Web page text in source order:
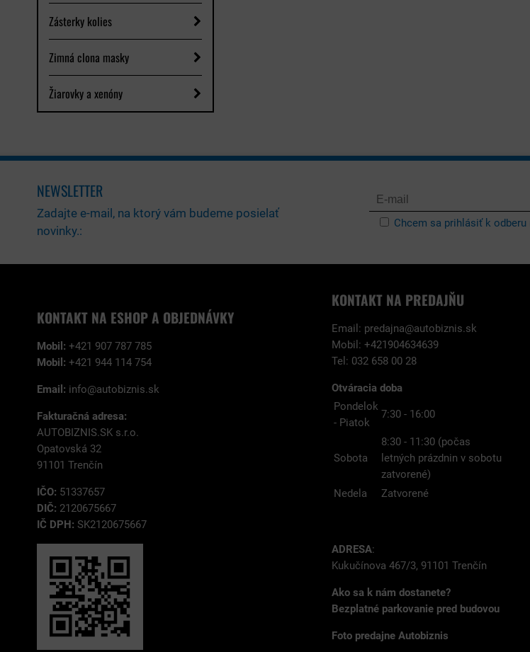
Zásterky kolies
Zimná clona masky
Žiarovky a xenóny
NEWSLETTER
Zadajte e-mail, na ktorý vám budeme posielať
novinky.:
Chcem sa prihlásiť k
KONTAKT NA ESHOP A OBJEDNÁVKY
Mobil: +421 907 787 785
Mobil: +421 944 114 754
Email: info@autobiznis.sk
Fakturačná adresa:
AUTOBIZNIS.SK s.r.o.
Opatovská 32
91101 Trenčín
IČO: 51337657
DIČ: 2120675667
IČ DPH: SK2120675667
KONTAKT NA PREDAJŇU
Email: predajna@autobiznis.sk
Mobil: +421904634639
Tel: 032 658 00 28
Otváracia doba
Pondelok
- Piatok
7:30 - 16:00
Sobota
8:30 - 11:30 (počas
letných prázdnin v sobotu
zatvorené)
Nedela
Zatvorené
ADRESA:
Kukučínova 467/3, 91101 Trenčín
Ako sa k nám dostanete?
Bezplatné parkovanie pred budovou
Foto predajne Autobiznis